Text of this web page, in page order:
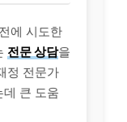
에 시도한
전문 상담을
정 전문가
큰 도움